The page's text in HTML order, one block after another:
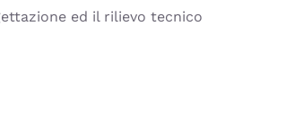
ed il rilievo tecnico